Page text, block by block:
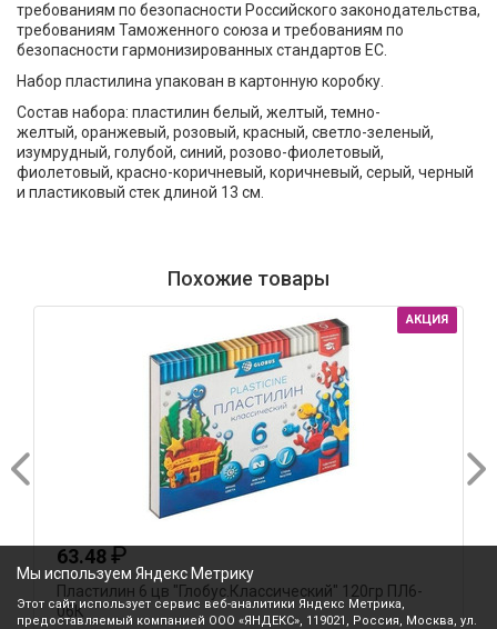
требованиям по безопасности Российского законодательства,
требованиям Таможенного союза и требованиям по
безопасности гармонизированных стандартов ЕС.
Набор пластилина упакован в картонную коробку.
Состав набора: пластилин белый, желтый, темно-
желтый, оранжевый, розовый, красный, светло-зеленый,
изумрудный, голубой, синий, розово-фиолетовый,
фиолетовый, красно-коричневый, коричневый, серый, черный
и пластиковый стек длиной 13 см.
Похожие товары
АКЦИЯ
63.48₽
Пластилин 6 цв "Глобус.Классический" 120гр ПЛ6-
06К
Мы используем Яндекс Метрику
Этот сайт использует сервис веб-аналитики Яндекс Метрика,
предоставляемый компанией ООО «ЯНДЕКС», 119021, Россия, Москва, ул.